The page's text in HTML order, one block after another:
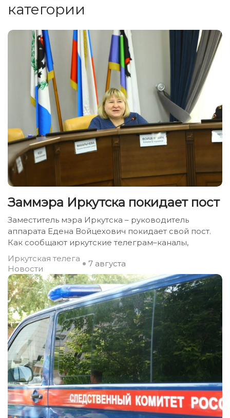
категории
Заммэра Иркутска покидает пост
Заместитель мэра Иркутска – руководитель
аппарата Едена Войцехович покидает свой пост.
Как сообщают иркутские телеграм–каналы,
Иркутская телега
Новости
7 августа